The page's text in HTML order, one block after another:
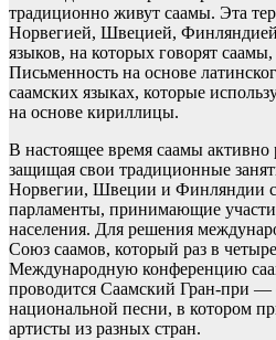
традиционно живут саамы. Эта
Норвегией, Швецией,
языков, на которых говорят
Письменность на основе
саамских языках, которые
на основе кириллицы.
В настоящее время саамы активно
защищая свои традиционные
Норвегии, Швеции и Финляндии
парламенты, принимающие
населения. Для решения
Союз саамов, который раз в
Международную конференцию
проводится Саамский Гран-при —
национальной песни, в котором
артисты из разных стран.